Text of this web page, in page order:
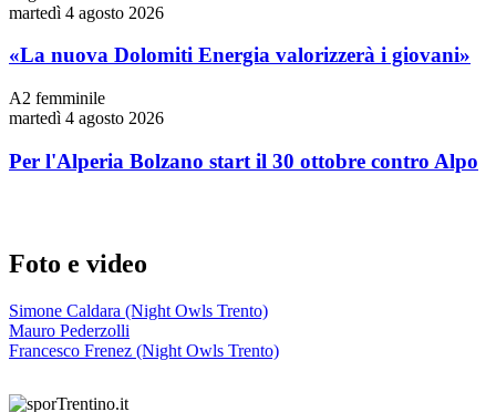
martedì 4 agosto 2026
«La nuova Dolomiti Energia valorizzerà i giovani»
A2 femminile
martedì 4 agosto 2026
Per l'Alperia Bolzano start il 30 ottobre contro Alpo
Foto e video
Simone Caldara (Night Owls Trento)
Mauro Pederzolli
Francesco Frenez (Night Owls Trento)